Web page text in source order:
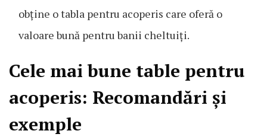
obține o tabla pentru acoperis care oferă o
valoare bună pentru banii cheltuiți.
Cele mai bune table pentru
acoperis: Recomandări și
exemple